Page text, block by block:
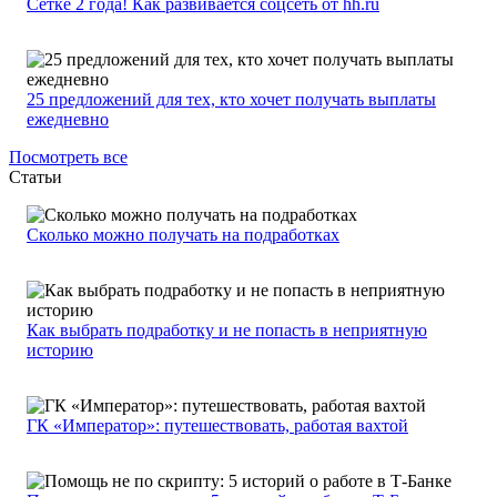
Сетке 2 года! Как развивается соцсеть от hh.ru
25 предложений для тех, кто хочет получать выплаты
ежедневно
Посмотреть все
Статьи
Сколько можно получать на подработках
Как выбрать подработку и не попасть в неприятную
историю
ГК «Император»: путешествовать, работая вахтой